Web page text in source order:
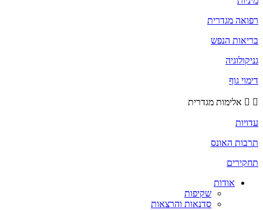
רפואה מגדרית
בריאות הנפש
גניקולוגיה
דימוי גוף
אלימות מגדרית
עדויות
תרבות האונס
תחקירים
אודות
שקיפות
סדנאות והרצאות